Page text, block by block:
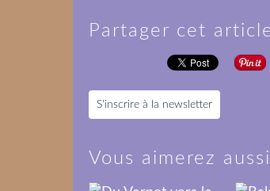
Partager cet
S'inscrire à la newsletter
Vous aimerez